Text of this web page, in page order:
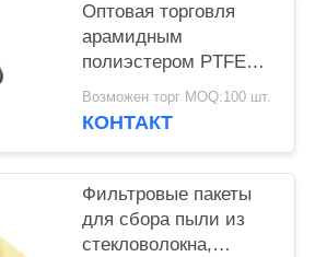
Оптовая торговля
арамидным
полиэстером PTFE
PPS фильтрующими
мешками из
Возможен торг MOQ:100 шт.
КОНТАКТ
Фильтровые пакеты
для сбора пыли из
стекловолокна,